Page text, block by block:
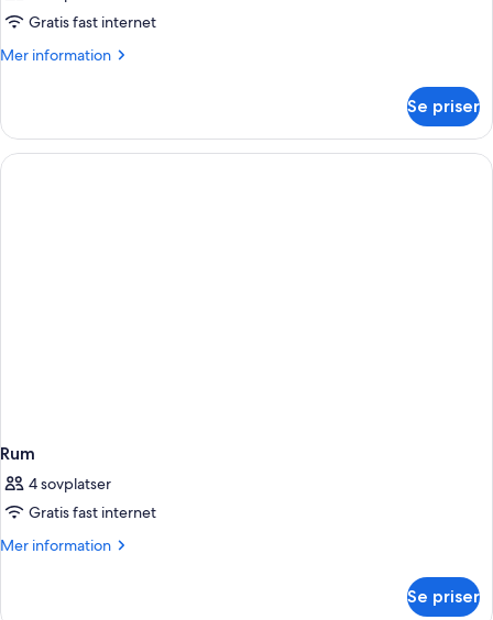
Gratis fast internet
Mer information
Mer
Se priser
Rum
4 sovplatser
Gratis fast internet
Mer information
Mer
Se priser